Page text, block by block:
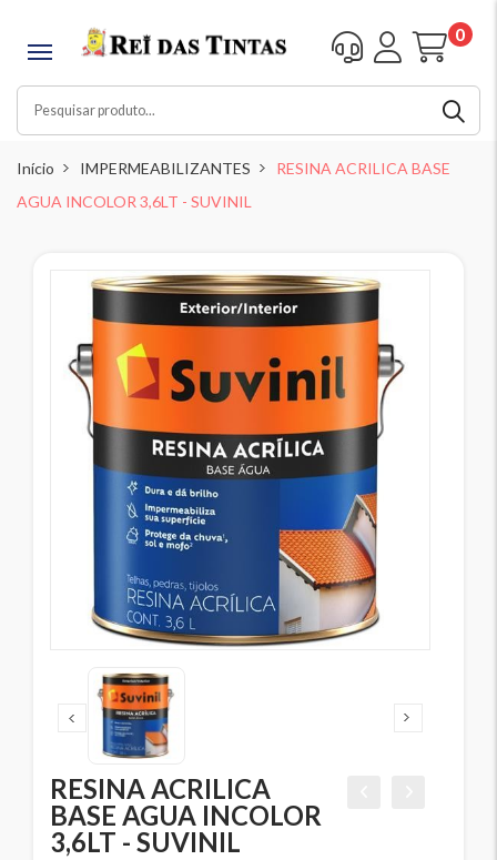
0
Início IMPERMEABILIZANTES
RESINA ACRILICA BASE
AGUA INCOLOR 3,6LT - SUVINIL
RESINA ACRILICA
BASE AGUA INCOLOR
3,6LT - SUVINIL